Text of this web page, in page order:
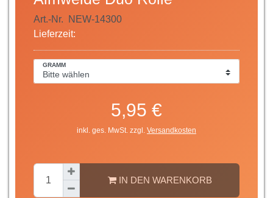
Art.-Nr.
NEW-14300
Lieferzeit:
GRAMM
5,95 €
inkl. ges. MwSt. zzgl. Versandkosten
IN DEN WARENKORB